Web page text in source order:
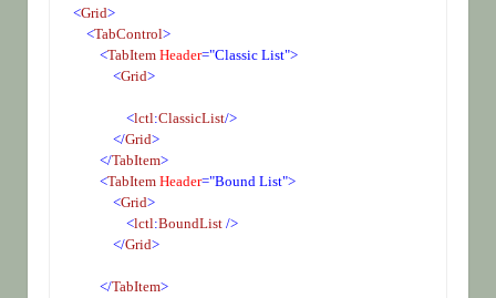
<Grid>
<TabControl>
<TabItem Header="Classic List">
<Grid>
<lctl:ClassicList/>
</Grid>
</TabItem>
<TabItem Header="Bound List">
<Grid>
<lctl:BoundList />
</Grid>
</TabItem>